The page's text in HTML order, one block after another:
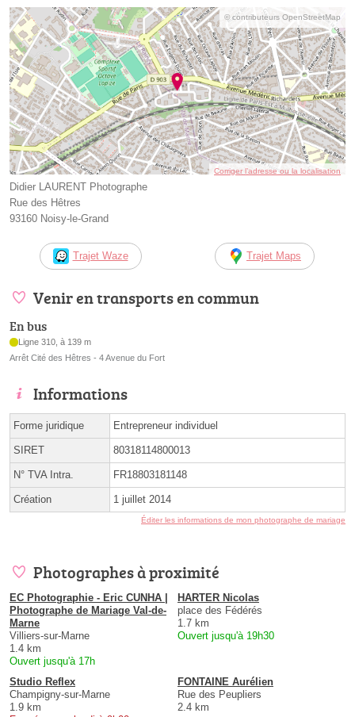
© contributeurs OpenStreetMap
Corriger l’adresse ou la localisation
Didier LAURENT Photographe
Rue des Hêtres
93160 Noisy-le-Grand
Trajet Waze Trajet Maps
Venir en transports en commun
En bus
Ligne 310, à 139 m
Arrêt Cité des Hêtres - 4 Avenue du Fort
Informations
Forme juridique Entrepreneur individuel
SIRET 80318114800013
N° TVA Intra. FR18803181148
Création 1 juillet 2014
Éditer les informations de mon photographe de mariage
Photographes à proximité
EC Photographie - Eric CUNHA |
Photographe de Mariage Val-de-
Marne
Villiers-sur-Marne
1.4 km
Ouvert jusqu'à 17h
HARTER Nicolas
place des Fédérés
1.7 km
Ouvert jusqu'à 19h30
Studio Reflex
Champigny-sur-Marne
1.9 km
FONTAINE Aurélien
Rue des Peupliers
2.4 km